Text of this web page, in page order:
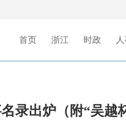
首页 浙江 时政
录出炉（附“吴越